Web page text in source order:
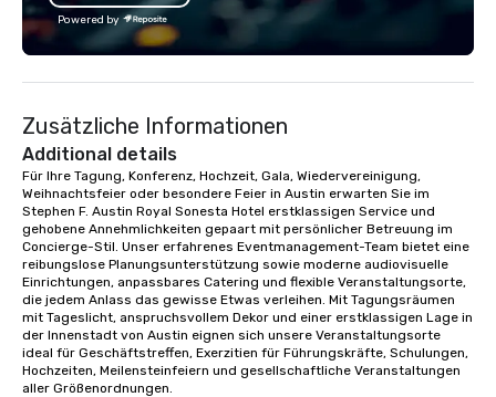
Powered by
Zusätzliche Informationen
Additional details
Für Ihre Tagung, Konferenz, Hochzeit, Gala, Wiedervereinigung,
Weihnachtsfeier oder besondere Feier in Austin erwarten Sie im
Stephen F. Austin Royal Sonesta Hotel erstklassigen Service und
gehobene Annehmlichkeiten gepaart mit persönlicher Betreuung im
Concierge-Stil. Unser erfahrenes Eventmanagement-Team bietet eine
reibungslose Planungsunterstützung sowie moderne audiovisuelle
Einrichtungen, anpassbares Catering und flexible Veranstaltungsorte,
die jedem Anlass das gewisse Etwas verleihen. Mit Tagungsräumen
mit Tageslicht, anspruchsvollem Dekor und einer erstklassigen Lage in
der Innenstadt von Austin eignen sich unsere Veranstaltungsorte
ideal für Geschäftstreffen, Exerzitien für Führungskräfte, Schulungen,
Hochzeiten, Meilensteinfeiern und gesellschaftliche Veranstaltungen
aller Größenordnungen.